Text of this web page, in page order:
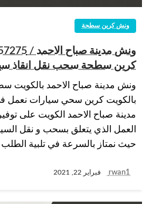
ونش كرين سطحة
كرين سطحة سحب نقل انقاذ
ونش مدينة صباح الاحمد بالكويت
بالكويت كرين سحي سيارات نعمل
مدينة صباح الاحمد الكويت على
العمل الذي يتعلق بسحب و نقل
حيث نمتاز بالسرعة في تلبية الطلب
rwan1 فبراير 22, 2021